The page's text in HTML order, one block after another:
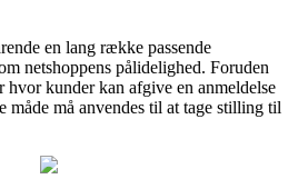
en lang række passende
netshoppens pålidelighed. Foruden
hvor kunder kan afgive en anmeldelse
måde må anvendes til at tage stilling til